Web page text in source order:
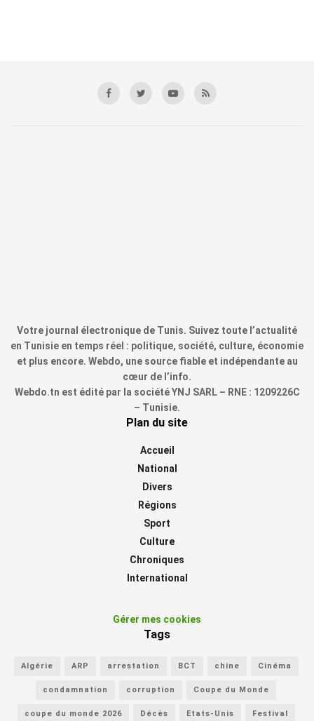
Votre journal électronique de Tunis. Suivez toute l’actualité
en Tunisie en temps réel : politique, société, culture, économie
et plus encore. Webdo, une source fiable et indépendante au
cœur de l’info.
Webdo.tn est édité par la société YNJ SARL – RNE : 1209226C
– Tunisie.
Plan du site
Accueil
National
Divers
Régions
Sport
Culture
Chroniques
International
Gérer mes cookies
Tags
Algérie ARP arrestation BCT chine Cinéma
condamnation corruption Coupe du Monde
coupe du monde 2026 Décès Etats-Unis Festival